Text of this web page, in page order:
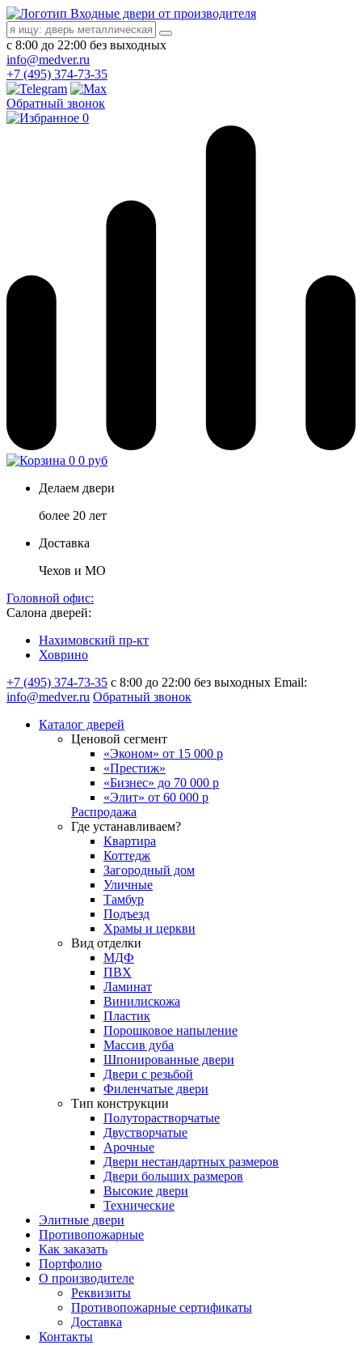
Входные двери от производителя
с 8:00 до 22:00 без выходных
info@medver.ru
+7 (495) 374-73-35
Обратный звонок
0
0 0 руб
Делаем двери
более 20 лет
Доставка
Чехов и МО
Головной офис:
Салона дверей:
Нахимовский пр-кт
Ховрино
+7 (495) 374-73-35 с 8:00 до 22:00 без выходных Email:
info@medver.ru Обратный звонок
Каталог дверей
Ценовой сегмент
«Эконом» от 15 000 р
«Престиж»
«Бизнес» до 70 000 р
«Элит» от 60 000 р
Распродажа
Где устанавливаем?
Квартира
Коттедж
Загородный дом
Уличные
Тамбур
Подъезд
Храмы и церкви
Вид отделки
МДФ
ПВХ
Ламинат
Винилискожа
Пластик
Порошковое напыление
Массив дуба
Шпонированные двери
Двери с резьбой
Филенчатые двери
Тип конструкции
Полуторастворчатые
Двустворчатые
Арочные
Двери нестандартных размеров
Двери больших размеров
Высокие двери
Технические
Элитные двери
Противопожарные
Как заказать
Портфолио
О производителе
Реквизиты
Противопожарные сертификаты
Доставка
Контакты